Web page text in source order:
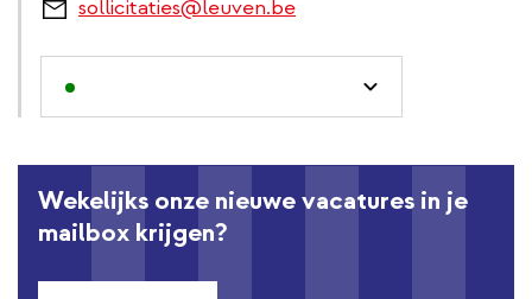
sollicitaties@leuven.be
Wekelijks onze nieuwe vacatures in je
mailbox krijgen?